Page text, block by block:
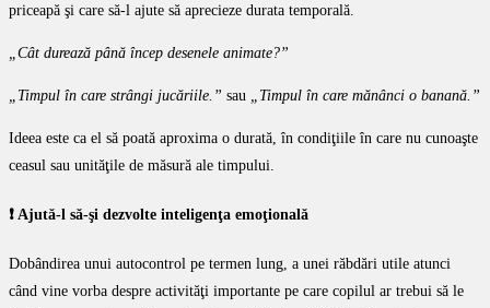
priceapă şi care să-l ajute să aprecieze durata temporală.
„Cât durează până încep desenele animate?”
„Timpul în care strângi jucăriile.” sau „Timpul în care mănânci o banană.”
Ideea este ca el să poată aproxima o durată, în condiţiile în care nu cunoaşte
ceasul sau unităţile de măsură ale timpului.
❗️ Ajută-l să-şi dezvolte inteligenţa emoţională
Dobândirea unui autocontrol pe termen lung, a unei răbdări utile atunci
când vine vorba despre activităţi importante pe care copilul ar trebui să le